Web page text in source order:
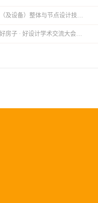
备）整体与节点设计技术分享会的通知
子 · 好设计学术交流大会的通知